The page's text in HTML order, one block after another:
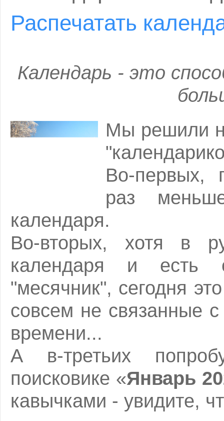
Распечатать
Календарь - это
Мы решили
Во-первых,
раз
календаря.
Во-вторых, хотя в
календаря и есть
"месячник", сегодня
совсем не связанные
времени...
А в-третьих
поисковике «Январь
кавычками - увидите,